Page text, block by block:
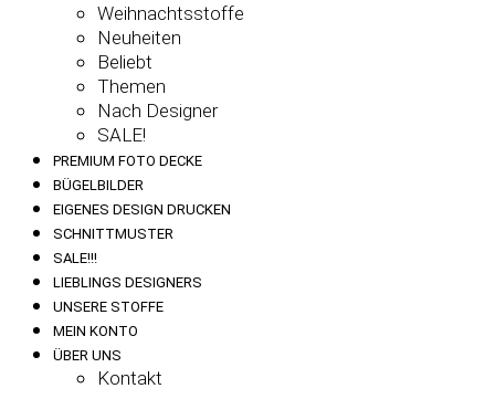
Weihnachtsstoffe
Neuheiten
Beliebt
Themen
Nach Designer
SALE!
PREMIUM FOTO DECKE
BÜGELBILDER
EIGENES DESIGN DRUCKEN
SCHNITTMUSTER
SALE!!!
LIEBLINGS DESIGNERS
UNSERE STOFFE
MEIN KONTO
ÜBER UNS
Kontakt